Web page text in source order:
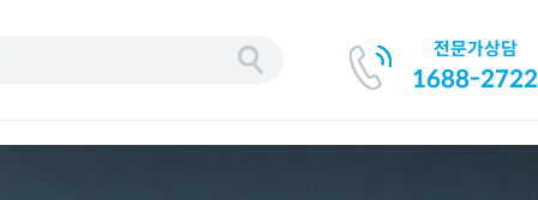
전문가상담
1688-2722